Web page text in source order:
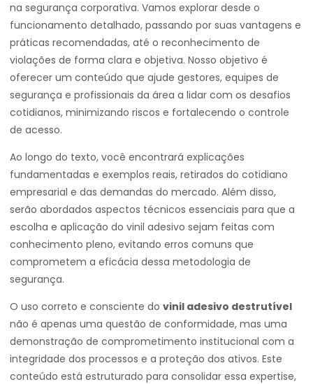
na segurança corporativa. Vamos explorar desde o
funcionamento detalhado, passando por suas vantagens e
práticas recomendadas, até o reconhecimento de
violações de forma clara e objetiva. Nosso objetivo é
oferecer um conteúdo que ajude gestores, equipes de
segurança e profissionais da área a lidar com os desafios
cotidianos, minimizando riscos e fortalecendo o controle
de acesso.
Ao longo do texto, você encontrará explicações
fundamentadas e exemplos reais, retirados do cotidiano
empresarial e das demandas do mercado. Além disso,
serão abordados aspectos técnicos essenciais para que a
escolha e aplicação do vinil adesivo sejam feitas com
conhecimento pleno, evitando erros comuns que
comprometem a eficácia dessa metodologia de
segurança.
O uso correto e consciente do vinil adesivo destrutível
não é apenas uma questão de conformidade, mas uma
demonstração de comprometimento institucional com a
integridade dos processos e a proteção dos ativos. Este
conteúdo está estruturado para consolidar essa expertise,